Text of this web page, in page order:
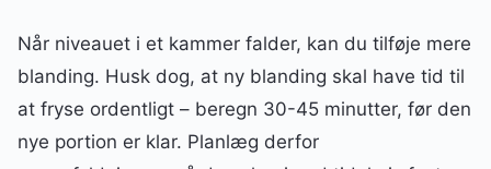
Når niveauet i et kammer falder, kan du tilføje mere
blanding. Husk dog, at ny blanding skal have tid til
at fryse ordentligt – beregn 30-45 minutter, før den
nye portion er klar. Planlæg derfor